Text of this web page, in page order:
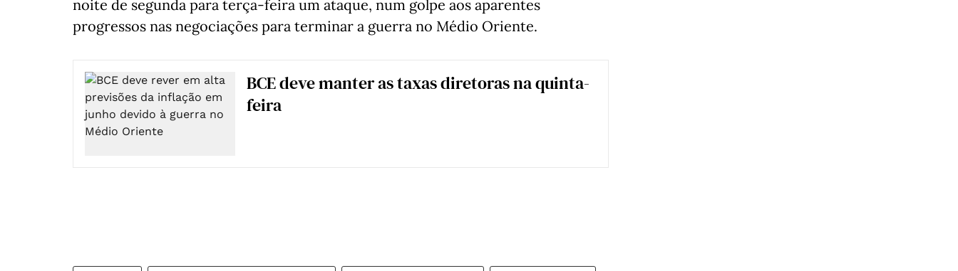
noite de segunda para terça-feira um ataque, num golpe aos aparentes
progressos nas negociações para terminar a guerra no Médio Oriente.
BCE deve manter as taxas diretoras na quinta-
feira